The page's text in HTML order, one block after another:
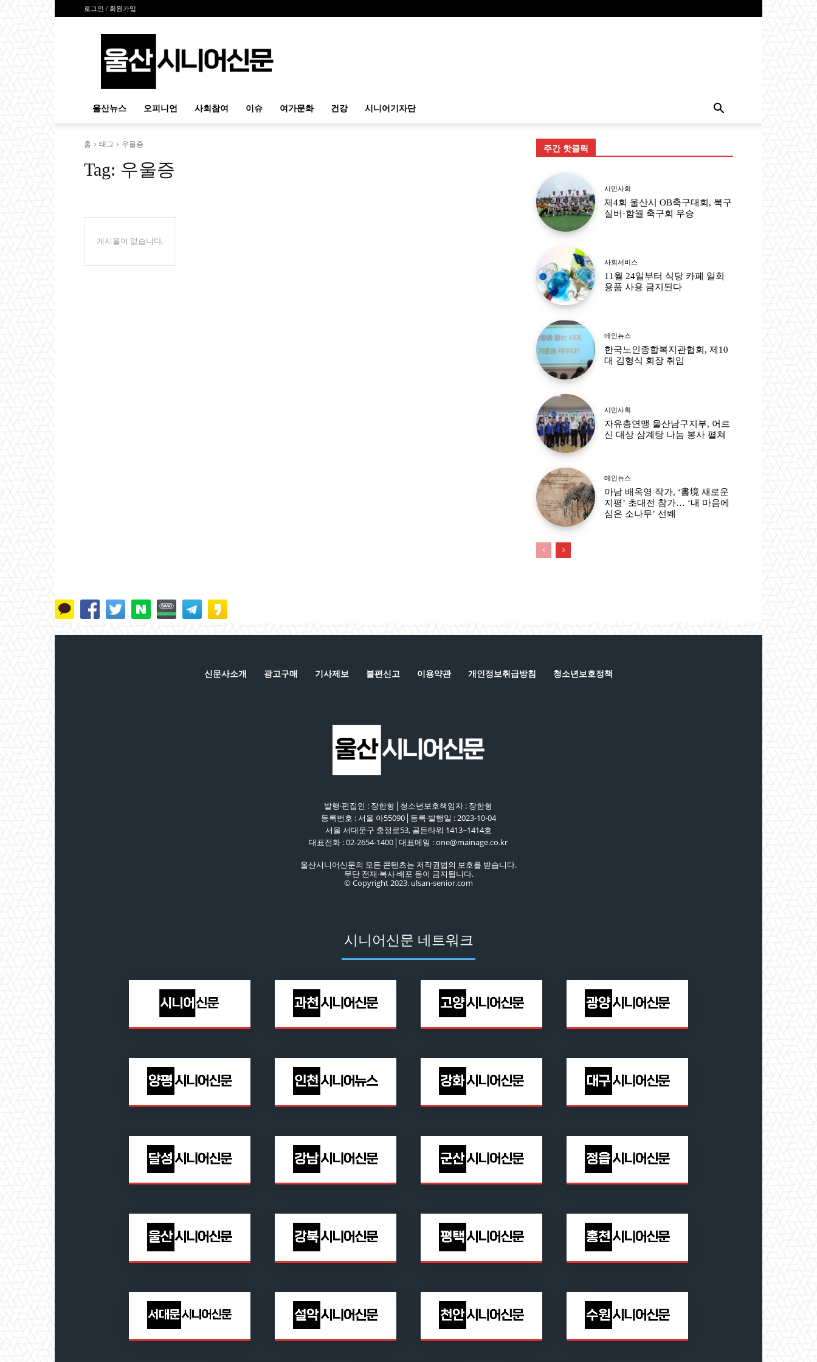
로그인 / 회원가입
시
울산뉴스 오피니언 사회참여 이슈 여가문화 건강 시니어기자단
홈 태그 우울증
Tag: 우울증
게시물이 없습니다.
주간 핫클릭
시민사회
제4회 울산시 OB축구대회, 북구
실버·함월 축구회 우승
사회서비스
11월 24일부터 식당 카페 일회
용품 사용 금지된다
메인뉴스
한국노인종합복지관협회, 제10
대 김형식 회장 취임
시민사회
자유총연맹 울산남구지부, 어르
신 대상 삼계탕 나눔 봉사 펼쳐
메인뉴스
아남 배옥영 작가, ‘書境 새로운
지평’ 초대전 참가… ‘내 마음에
심은 소나무’ 선봬
신문사소개 광고구매 기사제보 불편신고 이용약관 개인정보취급방침 청소년보호정책
발행·편집인 : 장한형│청소년보호책임자 : 장한형
등록번호 : 서울 아55090│등록·발행일 : 2023-10-04
서울 서대문구 충정로53, 골든타워 1413~1414호
대표전화 : 02-2654-1400│대표메일 : one@mainage.co.kr
울산시니어신문의 모든 콘텐츠는 저작권법의 보호를 받습니다.
무단 전재·복사·배포 등이 금지됩니다.
© Copyright 2023. ulsan-senior.com
시니어신문 네트워크